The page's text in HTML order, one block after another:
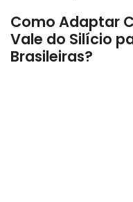
Como Adaptar
Vale do Silício
Brasileiras?